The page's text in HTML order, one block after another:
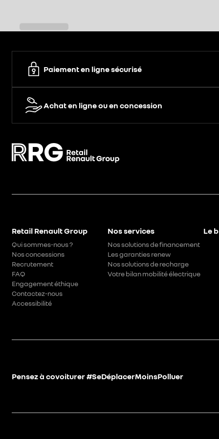
Paiement en ligne sécurisé
Achat en ligne ou en concession
Retail Renault Group
Qui sommes-nous ?
Nos concessions
Recrutement
FAQ
Engagement éthique
Contactez-nous
Accessibilité
Nos services
Nos solutions de financement
Les garanties renew
Nos solutions de recharge
Votre bilan mobilité électrique
Le
Pensez à covoiturer #SeDéplacerMoinsPolluer